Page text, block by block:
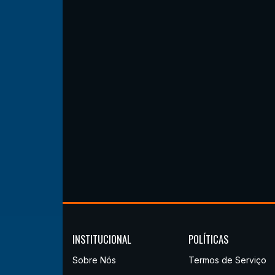
INSTITUCIONAL
Sobre Nós
POLÍTICAS
Termos de Serviço